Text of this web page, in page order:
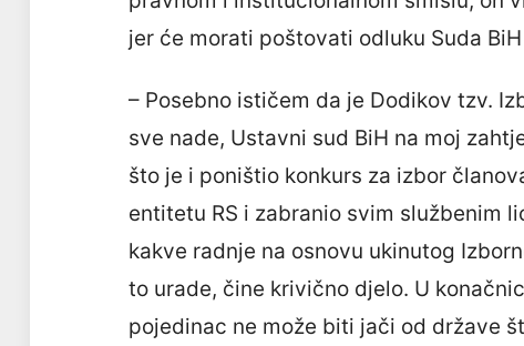
jer će morati poštovati odluku Suda BiH
– Posebno ističem da je Dodikov tzv.
sve nade, Ustavni sud BiH na moj
što je i poništio konkurs za izbor
entitetu RS i zabranio svim službenim
kakve radnje na osnovu ukinutog
to urade, čine krivično djelo. U
pojedinac ne može biti jači od države